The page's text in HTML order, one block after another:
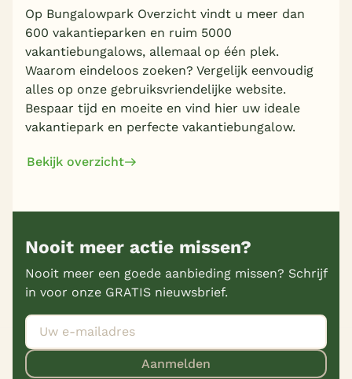
Op Bungalowpark Overzicht vindt u meer dan
600 vakantieparken en ruim 5000
vakantiebungalows, allemaal op één plek.
Waarom eindeloos zoeken? Vergelijk eenvoudig
alles op onze gebruiksvriendelijke website.
Bespaar tijd en moeite en vind hier uw ideale
vakantiepark en perfecte vakantiebungalow.
Bekijk overzicht
Nooit meer actie missen?
Nooit meer een goede aanbieding missen? Schrijf
in voor onze GRATIS nieuwsbrief.
Aanmelden